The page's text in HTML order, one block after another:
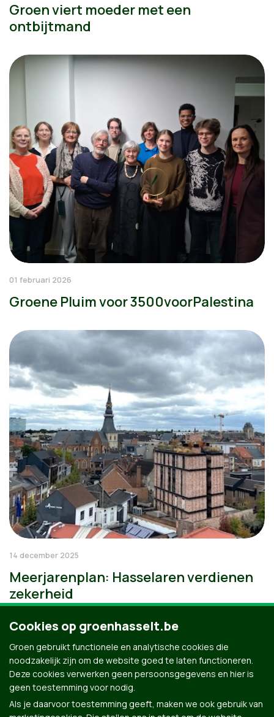
Groen viert moeder met een
ontbijtmand
01 februari 2026
Groene Pluim voor 3500voorPalestina
14 december 2025
Meerjarenplan: Hasselaren verdienen
zekerheid
Cookies op groenhasselt.be
Groen gebruikt functionele en analytische cookies die
noodzakelijk zijn om de website goed te laten functioneren.
Deze cookies verwerken geen persoonsgegevens en hier is
geen toestemming voor nodig.
Als je daarvoor toestemming geeft, maken we ook gebruik van